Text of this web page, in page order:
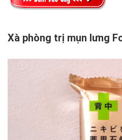
Xà phòng trị mụn lưng